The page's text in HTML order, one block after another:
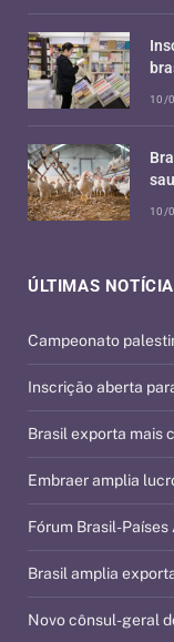
ÚLTIMAS
Campeonato
Inscrição aberta
Brasil exporta mais
Embraer amplia
Fórum Brasil-
Brasil amplia
Novo cônsul-geral
10/
10/